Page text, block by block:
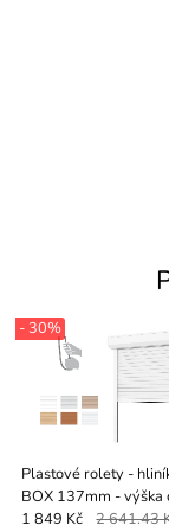
Plastové rolety -
BOX 137mm - výška
1470mm - RUČNÍ
- 30%
1 849 Kč 2 641.43